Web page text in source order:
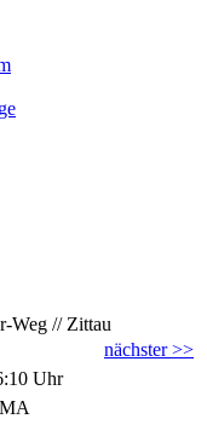
Weg // Zittau
nächster >>
Uhr